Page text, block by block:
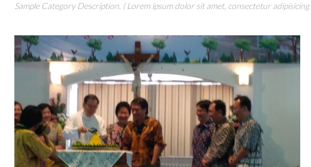
Sample Category Description. ( Lorem ipsum dolor sit amet, consectetur